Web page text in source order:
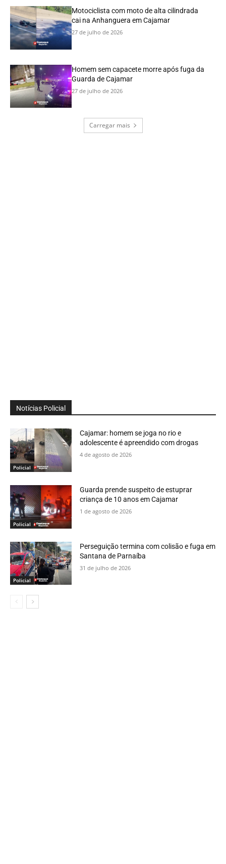
Motociclista com moto de alta cilindrada
cai na Anhanguera em Cajamar
27 de julho de 2026
Homem sem capacete morre após fuga da
Guarda de Cajamar
27 de julho de 2026
Carregar mais
Notícias Policial
Policial
Cajamar: homem se joga no rio e
adolescente é apreendido com drogas
4 de agosto de 2026
Policial
Guarda prende suspeito de estuprar
criança de 10 anos em Cajamar
1 de agosto de 2026
Policial
Perseguição termina com colisão e fuga em
Santana de Parnaíba
31 de julho de 2026